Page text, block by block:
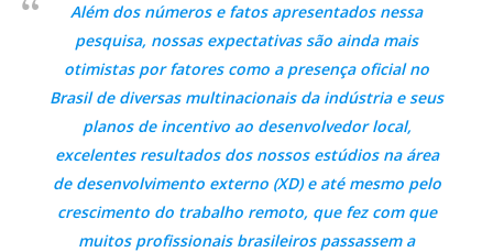
Além dos números e fatos apresentados nessa
pesquisa, nossas expectativas são ainda mais
otimistas por fatores como a presença oficial no
Brasil de diversas multinacionais da indústria e seus
planos de incentivo ao desenvolvedor local,
excelentes resultados dos nossos estúdios na área
de desenvolvimento externo (XD) e até mesmo pelo
crescimento do trabalho remoto, que fez com que
muitos profissionais brasileiros passassem a